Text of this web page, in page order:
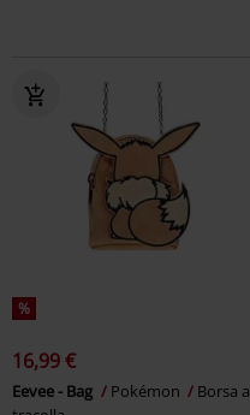
%
16,99 €
Eevee - Bag Pokémon
Borsa a